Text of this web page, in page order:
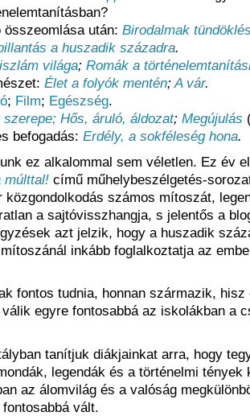
összeomlása után: Birodalmak
a huszadik századra.
világa; Romák a
Élet a folyók mentén; A vár.
; Film; Egészség.
Hős, áruló, áldozat; Megújulás
befogadás: Erdély, a sokféleség hona.
ez alkalommal sem véletlen. Ez év
múlttal! című műhelybeszélgetés-
közgondolkodás számos mítoszát,
a sajtóvisszhangja, s jelentős a
azt jelzik, hogy a huszadik
inkább foglalkoztatja az
fontos tudnia, honnan származik,
egyre fontosabbá az iskolákban a
tanítjuk diákjainkat arra, hogy
legendák és a történelmi tények
az álomvilág és a valóság
vált.